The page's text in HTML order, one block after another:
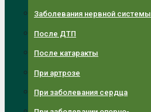
Заболевания нервной системы
После ДТП
После катаракты
При артрозе
При заболевания сердца